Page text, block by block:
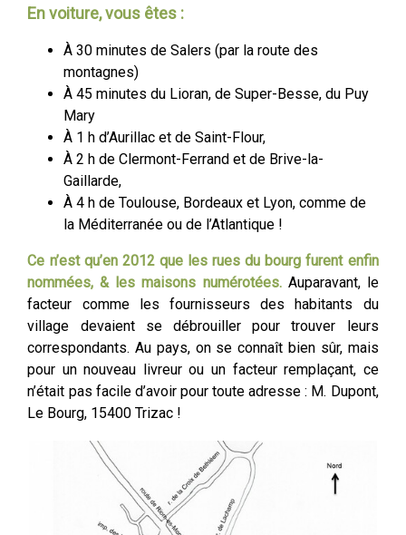
En voiture, vous êtes :
À 30 minutes de Salers (par la route des
montagnes)
À 45 minutes du Lioran, de Super-Besse, du Puy
Mary
À 1 h d’Aurillac et de Saint-Flour,
À 2 h de Clermont-Ferrand et de Brive-la-
Gaillarde,
À 4 h de Toulouse, Bordeaux et Lyon, comme de
la Méditerranée ou de l’Atlantique !
Ce n’est qu’en 2012 que les rues du bourg furent enfin
nommées, & les maisons numérotées. Auparavant, le
facteur comme les fournisseurs des habitants du
village devaient se débrouiller pour trouver leurs
correspondants. Au pays, on se connaît bien sûr, mais
pour un nouveau livreur ou un facteur remplaçant, ce
n’était pas facile d’avoir pour toute adresse : M. Dupont,
Le Bourg, 15400 Trizac !